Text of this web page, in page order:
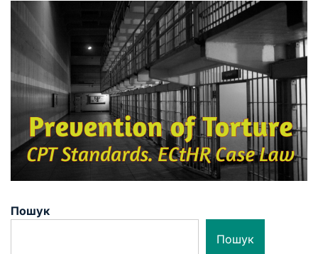
Пошук
Пошук